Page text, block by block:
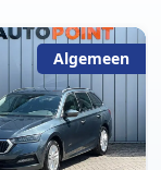
Algemeen